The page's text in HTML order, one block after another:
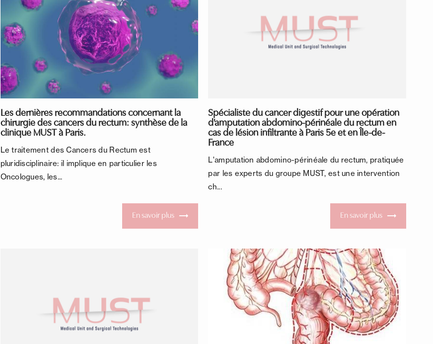
Les dernières recommandations concernant la
chirurgie des cancers du rectum: synthèse de la
clinique MUST à Paris.
Le traitement des Cancers du Rectum est
pluridisciplinaire: il implique en particulier les
Oncologues, les...
En savoir plus
Spécialiste du cancer digestif pour une opération
d'amputation abdomino-périnéale du rectum en
cas de lésion infiltrante à Paris 5e et en Île-de-
France
L'amputation abdomino-périnéale du rectum, pratiquée
par les experts du groupe MUST, est une intervention
ch...
En savoir plus